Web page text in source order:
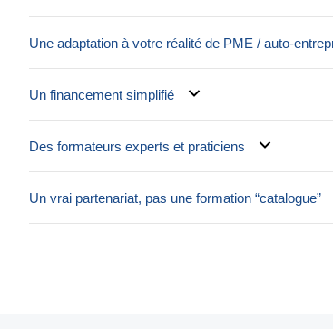
Une adaptation à votre réalité de PME / auto-
Un financement simplifié
Des formateurs experts et praticiens
Un vrai partenariat, pas une formation “catalogue”